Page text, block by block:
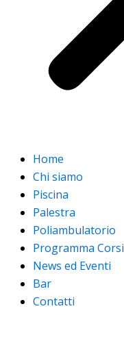
Home
Chi siamo
Piscina
Palestra
Poliambulatorio
Programma Corsi
News ed Eventi
Bar
Contatti